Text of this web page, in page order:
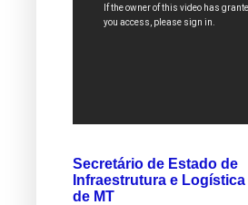
Secretário de Estado de
Infraestrutura e Logística
de MT